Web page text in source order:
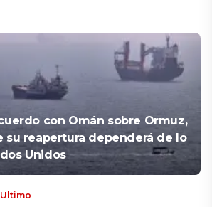
con Omán sobre Ormuz,
su reapertura dependerá de lo
Unidos
Ultimo